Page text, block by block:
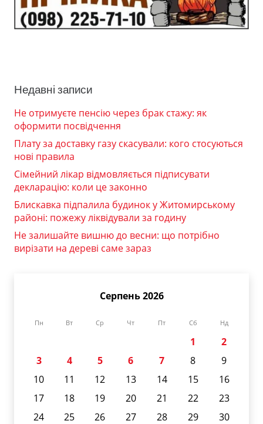
Недавні записи
Не отримуєте пенсію через брак стажу: як
оформити посвідчення
Плату за доставку газу скасували: кого стосуються
нові правила
Сімейний лікар відмовляється підписувати
декларацію: коли це законно
Блискавка підпалила будинок у Житомирському
районі: пожежу ліквідували за годину
Не залишайте вишню до весни: що потрібно
вирізати на дереві саме зараз
Серпень 2026
Пн Вт Ср Чт Пт Сб Нд
1
2
3
4 5 6 7 8
9
10
11 12 13 14 15
16
17
18 19 20 21 22
23
24
25 26 27 28 29
30